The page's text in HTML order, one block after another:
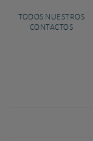
TODOS NUESTROS
CONTACTOS